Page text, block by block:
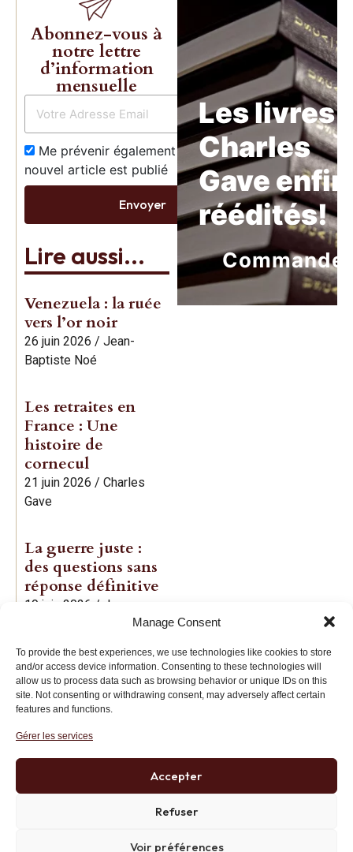
Manage Consent
To provide the best experiences, we use technologies like cookies to store
and/or access device information. Consenting to these technologies will
allow us to process data such as browsing behavior or unique IDs on this
site. Not consenting or withdrawing consent, may adversely affect certain
features and functions.
Gérer les services
Accepter
Refuser
Voir préférences
Abonnez-vous à
notre lettre
d’information
mensuelle
Me prévenir également dès qu’un
nouvel article est publié
Envoyer
Lire aussi...
Venezuela : la ruée
vers l’or noir
26 juin 2026 / Jean-
Baptiste Noé
Les retraites en
France : Une
histoire de
cornecul
21 juin 2026 / Charles
Gave
La guerre juste :
des questions sans
réponse définitive
19 juin 2026 / Jean-
Les livres
Charles
Gave enfin
réédités!
Institut des Libertés
+33 (0)1 71 20 45 39